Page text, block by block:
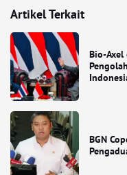
Artikel Terkait
Bio-Axel
BGN